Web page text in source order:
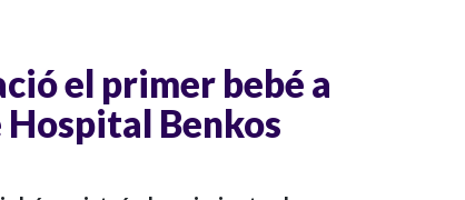
el primer bebé a
Benkos